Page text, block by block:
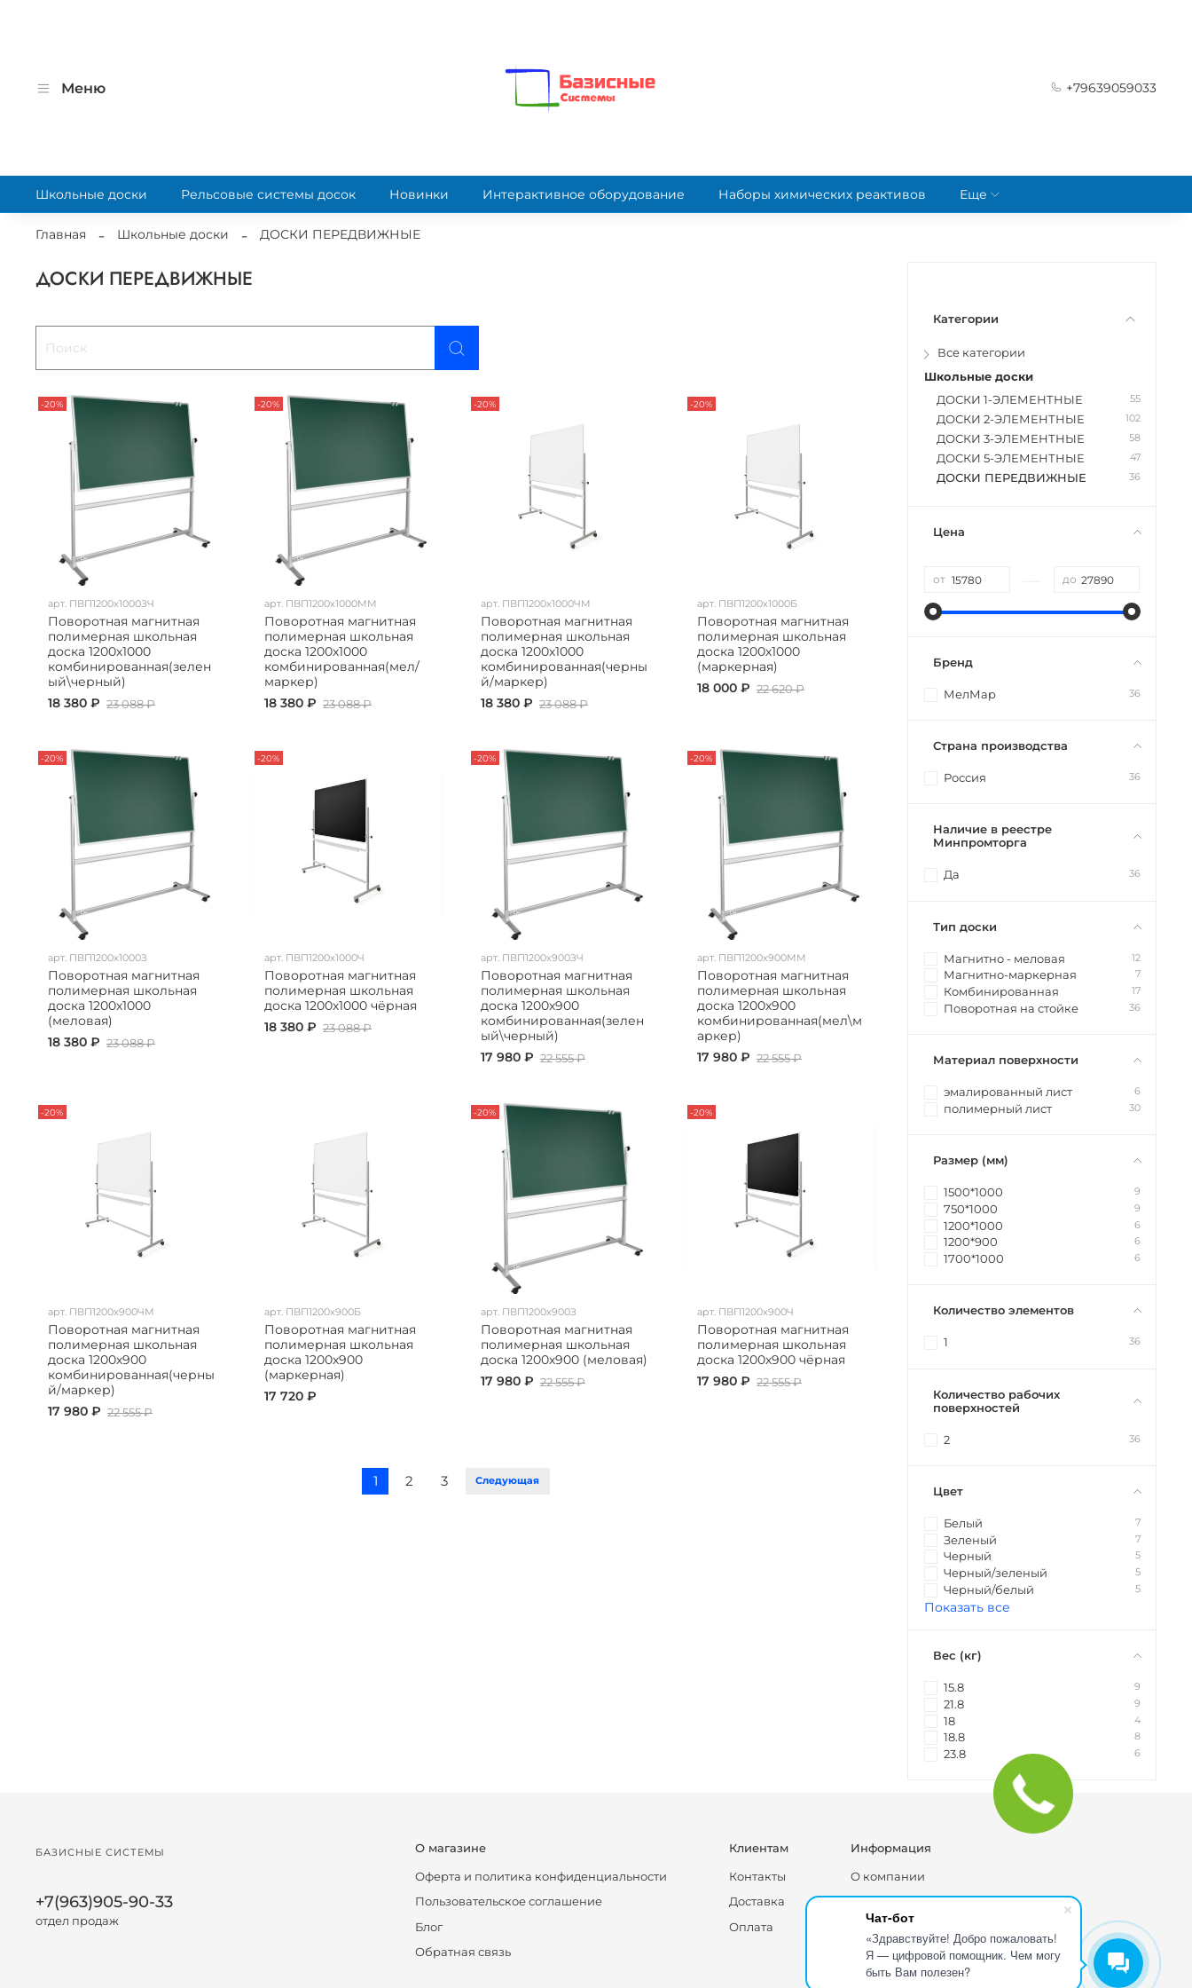
Чат-бот
«Здравствуйте! Добро пожаловать!
Я — цифровой помощник. Чем могу
быть Вам полезен?
Меню +79639059033
Школьные доски Рельсовые системы досок Новинки Интерактивное оборудование Наборы химических реактивов Еще
Главная Школьные доски ДОСКИ ПЕРЕДВИЖНЫЕ
ДОСКИ ПЕРЕДВИЖНЫЕ
-20%
арт. ПВП1200х1000ЗЧ
Поворотная магнитная
полимерная школьная
доска 1200х1000
комбинированная(зелен
ый\черный)
18 380 ₽ 23 088 ₽
-20%
арт. ПВП1200х1000ММ
Поворотная магнитная
полимерная школьная
доска 1200х1000
комбинированная(мел/
маркер)
18 380 ₽ 23 088 ₽
-20%
арт. ПВП1200х1000ЧМ
Поворотная магнитная
полимерная школьная
доска 1200х1000
комбинированная(черны
й/маркер)
18 380 ₽ 23 088 ₽
-20%
арт. ПВП1200х1000Б
Поворотная магнитная
полимерная школьная
доска 1200х1000
(маркерная)
18 000 ₽ 22 620 ₽
-20%
арт. ПВП1200х1000З
Поворотная магнитная
полимерная школьная
доска 1200х1000
(меловая)
18 380 ₽ 23 088 ₽
-20%
арт. ПВП1200х1000Ч
Поворотная магнитная
полимерная школьная
доска 1200х1000 чёрная
18 380 ₽ 23 088 ₽
-20%
арт. ПВП1200х900ЗЧ
Поворотная магнитная
полимерная школьная
доска 1200х900
комбинированная(зелен
ый\черный)
17 980 ₽ 22 555 ₽
-20%
арт. ПВП1200х900ММ
Поворотная магнитная
полимерная школьная
доска 1200х900
комбинированная(мел\м
аркер)
17 980 ₽ 22 555 ₽
-20%
арт. ПВП1200х900ЧМ
Поворотная магнитная
полимерная школьная
доска 1200х900
комбинированная(черны
й/маркер)
17 980 ₽ 22 555 ₽
арт. ПВП1200х900Б
Поворотная магнитная
полимерная школьная
доска 1200х900
(маркерная)
17 720 ₽
-20%
арт. ПВП1200х900З
Поворотная магнитная
полимерная школьная
доска 1200х900 (меловая)
17 980 ₽ 22 555 ₽
-20%
арт. ПВП1200х900Ч
Поворотная магнитная
полимерная школьная
доска 1200х900 чёрная
17 980 ₽ 22 555 ₽
1 2 3 Следующая
Категории
Все категории
Школьные доски
ДОСКИ 1-ЭЛЕМЕНТНЫЕ
55
ДОСКИ 2-ЭЛЕМЕНТНЫЕ 102
ДОСКИ 3-ЭЛЕМЕНТНЫЕ 58
ДОСКИ 5-ЭЛЕМЕНТНЫЕ 47
ДОСКИ ПЕРЕДВИЖНЫЕ 36
Цена
от до
Бренд
МелМар 36
Страна производства
Россия 36
Наличие в реестре
Минпромторга
Да 36
Тип доски
Магнитно - меловая 12
Магнитно-маркерная 7
Комбинированная 17
Поворотная на стойке 36
Материал поверхности
эмалированный лист 6
полимерный лист 30
Размер (мм)
1500*1000 9
750*1000 9
1200*1000 6
1200*900 6
1700*1000 6
Количество элементов
1 36
Количество рабочих
поверхностей
2 36
Цвет
Белый 7
Зеленый 7
Черный 5
Черный/зеленый 5
Черный/белый 5
Показать все
Вес (кг)
15.8 9
21.8 9
18 4
18.8 8
23.8 6
О магазине
Оферта и политика конфиденциальности
Пользовательское соглашение
Блог
Обратная связь
Клиентам
Контакты
Доставка
Оплата
Информация
О компании
Блог
БАЗИСНЫЕ СИСТЕМЫ
+7(963)905-90-33
отдел продаж